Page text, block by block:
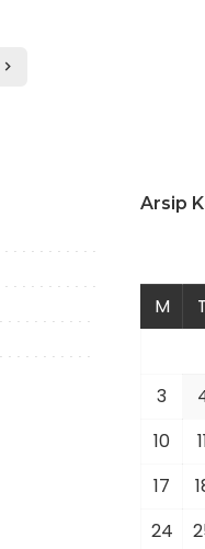
Arsip
M
3
10
17
24